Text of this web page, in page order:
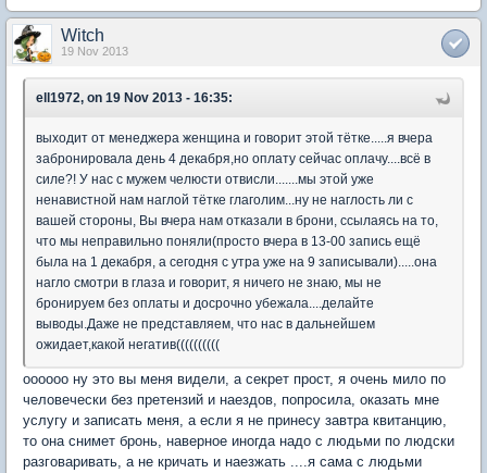
Witch
19 Nov 2013
ell1972, on 19 Nov 2013 - 16:35:
выходит от менеджера женщина и говорит этой тётке.....я вчера
забронировала день 4 декабря,но оплату сейчас оплачу....всё в
силе?! У нас с мужем челюсти отвисли.......мы этой уже
ненавистной нам наглой тётке глаголим...ну не наглость ли с
вашей стороны, Вы вчера нам отказали в брони, ссылаясь на то,
что мы неправильно поняли(просто вчера в 13-00 запись ещё
была на 1 декабря, а сегодня с утра уже на 9 записывали).....она
нагло смотри в глаза и говорит, я ничего не знаю, мы не
бронируем без оплаты и досрочно убежала....делайте
выводы.Даже не представляем, что нас в дальнейшем
ожидает,какой негатив((((((((((
оооооо ну это вы меня видели, а секрет прост, я очень мило по
человечески без претензий и наездов, попросила, оказать мне
услугу и записать меня, а если я не принесу завтра квитанцию,
то она снимет бронь, наверное иногда надо с людьми по людски
разговаривать, а не кричать и наезжать ....я сама с людьми